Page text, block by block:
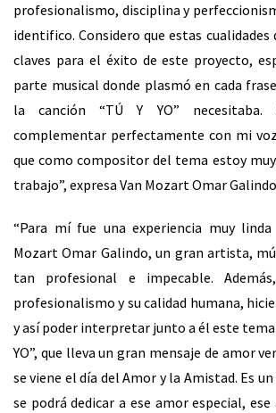
profesionalismo, disciplina y
identifico. Considero que estas cualidades
claves para el éxito de este proyecto,
parte musical donde plasmó en cada
la canción “TÚ Y YO” necesitaba.
complementar perfectamente con mi
que como compositor del tema estoy
trabajo”, expresa Van Mozart Omar
“Para mí fue una experiencia muy
Mozart Omar Galindo, un gran artista,
tan profesional e impecable.
profesionalismo y su calidad humana,
y así poder interpretar junto a él este
YO”, que lleva un gran mensaje de amor
se viene el día del Amor y la Amistad. Es
se podrá dedicar a ese amor especial,